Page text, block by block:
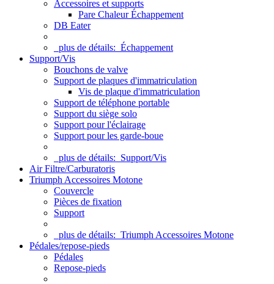
Accessoires et supports
Pare Chaleur Échappement
DB Eater
plus de détails: Échappement
Support/Vis
Bouchons de valve
Support de plaques d'immatriculation
Vis de plaque d'immatriculation
Support de téléphone portable
Support du siège solo
Support pour l'éclairage
Support pour les garde-boue
plus de détails: Support/Vis
Air Filtre/Carburatoris
Triumph Accessoires Motone
Couvercle
Pièces de fixation
Support
plus de détails: Triumph Accessoires Motone
Pédales/repose-pieds
Pédales
Repose-pieds